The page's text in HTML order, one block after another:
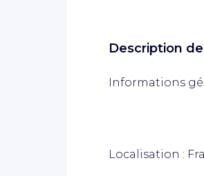
Description
Informations
Localisation :